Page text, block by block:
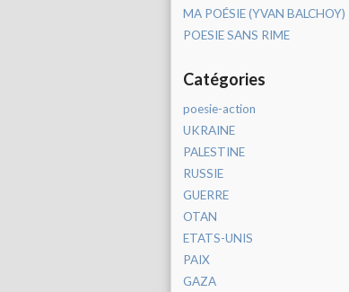
MA POÉSIE (YVAN BALCHOY)
POESIE SANS RIME
Catégories
poesie-action
UKRAINE
PALESTINE
RUSSIE
GUERRE
OTAN
ETATS-UNIS
PAIX
GAZA